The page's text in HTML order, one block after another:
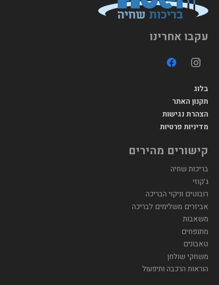
עקבו אחרינו
בלוג
תקנון האתר
הצהרת נגישות
מדיניות פרטיות
קישורים מהירים
בריכות שחיה
ג'קוזי
רובוטים וניקוי הבריכה
אביזרים משלימים לבריכה
משאבות
מתנפחים
טאבונים
משחקי שולחן
הוראות הרכבה ותיפעול